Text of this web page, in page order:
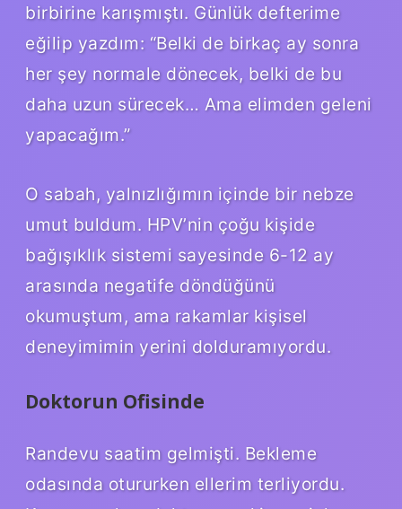
birbirine karışmıştı. Günlük defterime
eğilip yazdım: “Belki de birkaç ay sonra
her şey normale dönecek, belki de bu
daha uzun sürecek… Ama elimden geleni
yapacağım.”
O sabah, yalnızlığımın içinde bir nebze
umut buldum. HPV’nin çoğu kişide
bağışıklık sistemi sayesinde 6-12 ay
arasında negatife döndüğünü
okumuştum, ama rakamlar kişisel
deneyimimin yerini dolduramıyordu.
Doktorun Ofisinde
Randevu saatim gelmişti. Bekleme
odasında otururken ellerim terliyordu.